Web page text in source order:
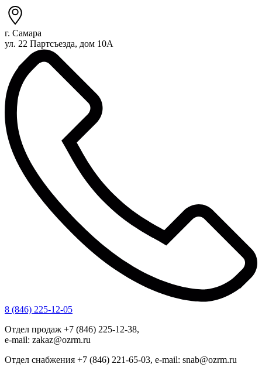
г. Самара
ул. 22 Партсъезда, дом 10А
8 (846) 225-12-05
Отдел продаж +7 (846) 225-12-38,
e-mail: zakaz@ozrm.ru
Отдел снабжения +7 (846) 221-65-03, e-mail: snab@ozrm.ru